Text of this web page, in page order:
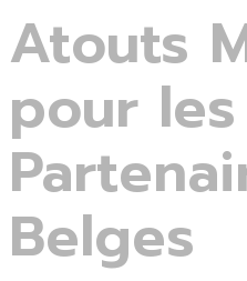
Atouts
pour les
Belges